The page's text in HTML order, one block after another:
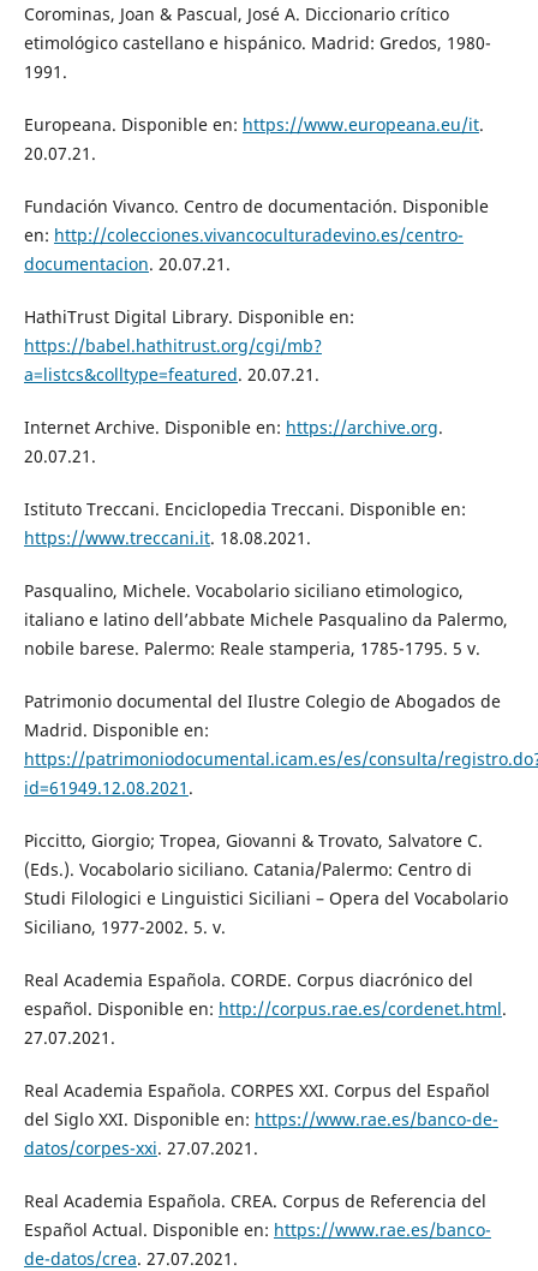
Corominas, Joan & Pascual, José A. Diccionario crítico
etimológico castellano e hispánico. Madrid: Gredos, 1980-
1991.
Europeana. Disponible en: https://www.europeana.eu/it.
20.07.21.
Fundación Vivanco. Centro de documentación. Disponible
en: http://colecciones.vivancoculturadevino.es/centro-
documentacion. 20.07.21.
HathiTrust Digital Library. Disponible en:
https://babel.hathitrust.org/cgi/mb?
a=listcs&colltype=featured. 20.07.21.
Internet Archive. Disponible en: https://archive.org.
20.07.21.
Istituto Treccani. Enciclopedia Treccani. Disponible en:
https://www.treccani.it. 18.08.2021.
Pasqualino, Michele. Vocabolario siciliano etimologico,
italiano e latino dell’abbate Michele Pasqualino da Palermo,
nobile barese. Palermo: Reale stamperia, 1785-1795. 5 v.
Patrimonio documental del Ilustre Colegio de Abogados de
Madrid. Disponible en:
https://patrimoniodocumental.icam.es/es/consulta/
id=61949.12.08.2021 .
Piccitto, Giorgio; Tropea, Giovanni & Trovato, Salvatore C.
(Eds.). Vocabolario siciliano. Catania/Palermo: Centro di
Studi Filologici e Linguistici Siciliani – Opera del Vocabolario
Siciliano, 1977-2002. 5. v.
Real Academia Española. CORDE. Corpus diacrónico del
español. Disponible en: http://corpus.rae.es/cordenet.html.
27.07.2021.
Real Academia Española. CORPES XXI. Corpus del Español
del Siglo XXI. Disponible en: https://www.rae.es/banco-de-
datos/corpes-xxi. 27.07.2021.
Real Academia Española. CREA. Corpus de Referencia del
Español Actual. Disponible en: https://www.rae.es/banco-
de-datos/crea. 27.07.2021.